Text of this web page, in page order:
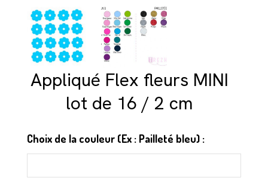
Appliqué Flex fleurs MINI
lot de 16 / 2 cm
Choix de la couleur (Ex : Pailleté bleu) :